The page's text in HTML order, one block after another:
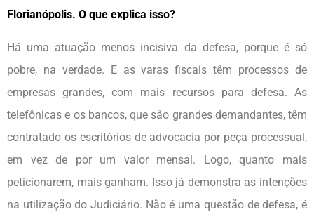
Florianópolis. O que explica isso?
Há uma atuação menos incisiva da defesa, porque é só
pobre, na verdade. E as varas fiscais têm processos de
empresas grandes, com mais recursos para defesa. As
telefônicas e os bancos, que são grandes demandantes, têm
contratado os escritórios de advocacia por peça processual,
em vez de por um valor mensal. Logo, quanto mais
peticionarem, mais ganham. Isso já demonstra as intenções
na utilização do Judiciário. Não é uma questão de defesa, é